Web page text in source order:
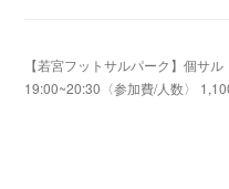
【若宮フットサルパーク】個サル
19:00~20:30〈参加費/人数〉